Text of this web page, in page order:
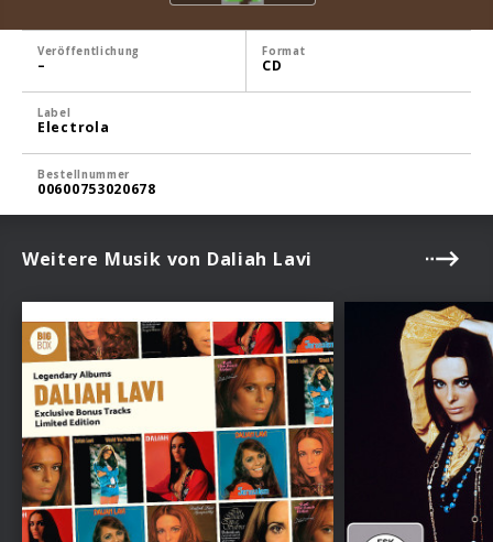
Veröffentlichung
–
Format
CD
Label
Electrola
Bestellnummer
00600753020678
Weitere Musik von Daliah Lavi